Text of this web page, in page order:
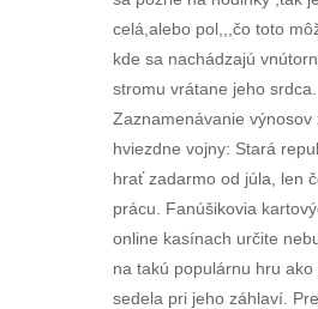
celá,alebo pol,,,čo toto
kde sa nachádzajú
stromu vrátane jeho srdca.
Zaznamenávanie výnosov
hviezdne vojny: Stará
hrať zadarmo od júla, len
prácu. Fanúšikovia
online kasínach určite
na takú populárnu hru ako
sedela pri jeho záhlaví.